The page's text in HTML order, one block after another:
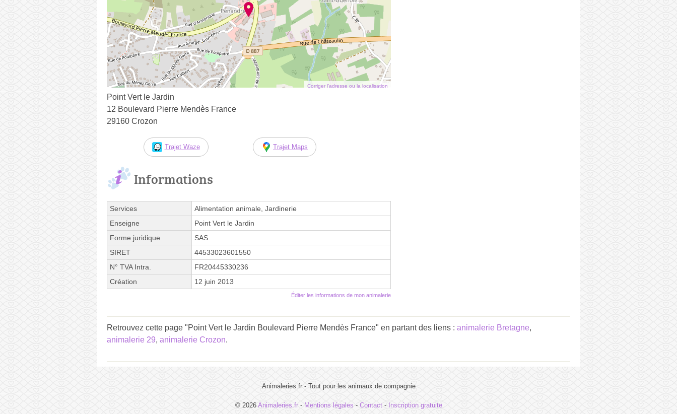
Corriger l’adresse ou la localisation
Point Vert le Jardin
12 Boulevard Pierre Mendès France
29160 Crozon
Trajet Waze Trajet Maps
Informations
Services
Alimentation animale, Jardinerie
Enseigne
Point Vert le Jardin
Forme juridique
SAS
SIRET
44533023601550
N° TVA Intra.
FR20445330236
Création
12 juin 2013
Éditer les informations de mon animalerie
Retrouvez cette page "Point Vert le Jardin Boulevard Pierre Mendès France" en partant des liens : animalerie Bretagne,
animalerie 29, animalerie Crozon.
Animaleries.fr - Tout pour les animaux de compagnie
© 2026 Animaleries.fr - Mentions légales - Contact- Inscription gratuite